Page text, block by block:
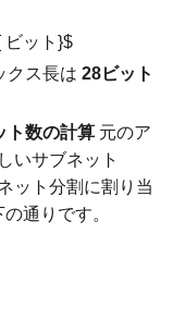
ビット}$
クス長は28ビット
ト数の計算 元のア
いサブネット
ット分割に割り当
通りです。